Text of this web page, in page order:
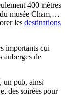
400 mètres
musée Cham,…
les destinations
importants qui
auberges de
un pub, ainsi
des soirées pour